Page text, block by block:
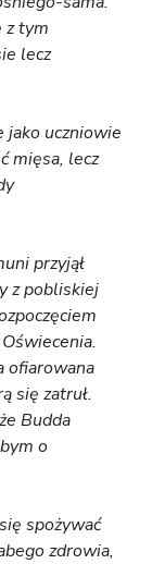
z tym
lecz
jako uczniowie
mięsa, lecz
przyjął
z pobliskiej
ofiarowana
się zatruł.
Budda
o
spożywać
zdrowia,